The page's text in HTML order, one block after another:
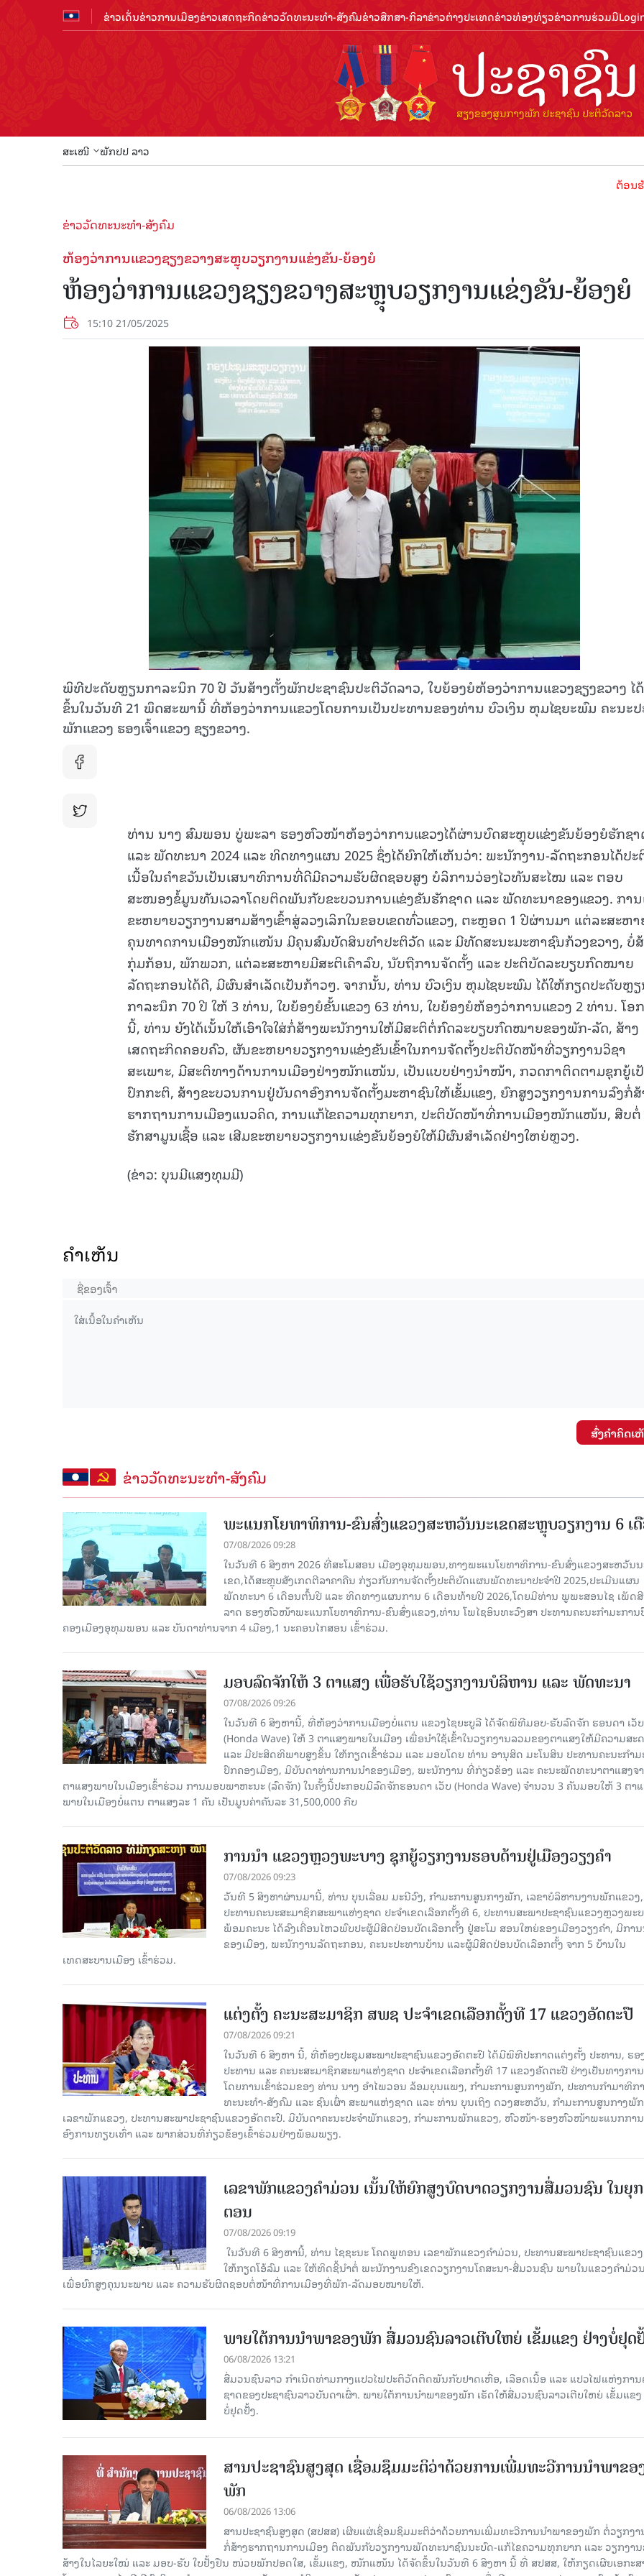
ຂ່າວເດັ່ນຂ່າວການເມືອງຂ່າວເສດຖະກິດຂ່າວວັດທະນະທຳ-ສັງຄົມຂ່າວສືກສາ-ກິລາຂ່າວຕ່າງປະເທດຂ່າວທ່ອງທ່ຽວຂ່າວການຮ່ວມມື
ສະເໜີ ພັກປປ ລາວ
ຕ້ອນຮັບປີ
ຂ່າວວັດທະນະທຳ-ສັງຄົມ
ຫ້ອງວ່າການແຂວງຊຽງຂວາງສະຫຼຸບວຽກງານແຂ່ງຂັນ-ຍ້ອງຍໍ
ຫ້ອງວ່າການແຂວງຊຽງຂວາງສະຫຼຸບວຽກງານແຂ່ງຂັນ-ຍ້ອງຍໍ
15:10 21/05/2025
ພິທີປະດັບຫຼຽນກາລະນຶກ 70 ປີ ວັນສ້າງຕັ້ງພັກປະຊາຊົນປະຕິວັດລາວ, ໃບຍ້ອງຍໍຫ້ອງວ່າການແຂວງຊຽງຂວາງ ໄ
ຂຶ້ນໃນວັນທີ 21 ພຶດສະພານີ້ ທີ່ຫ້ອງວ່າການແຂວງໂດຍການເປັນປະທານຂອງທ່ານ ບົວເງິນ ຫຸມໄຊຍະພົມ ຄະນະປ
ພັກແຂວງ ຮອງເຈົ້າແຂວງ ຊຽງຂວາງ.
ທ່ານ ນາງ ສົມພອນ ບູ່ພະລາ ຮອງຫົວໜ້າຫ້ອງວ່າການແຂວງໄດ້ຜ່ານບົດສະຫຼຸບແຂ່ງຂັນຍ້ອງຍໍຮັກຊາ
ແລະ ພັດທະນາ 2024 ແລະ ທິດທາງແຜນ 2025 ຊຶ່ງໄດ້ຍົກໃຫ້ເຫັນວ່າ: ພະນັກງານ-ລັດຖະກອນໄດ້ປ
ເນື້ອໃນຄຳຂວັນເປັນເສນາທິການທີ່ດີມີຄວາມຮັບຜິດຊອບສູງ ບໍລິການວ່ອງໄວທັນສະໄໝ ແລະ ຕອບ
ສະໜອງຂໍ້ມູນທັນເວລາໂດຍຕິດພັນກັບຂະບວນການແຂ່ງຂັນຮັກຊາດ ແລະ ພັດທະນາຂອງແຂວງ. ກາ
ຂະຫຍາຍວຽກງານສາມສ້າງເຂົ້າສູ່ລວງເລິກໃນຂອບເຂດທົ່ວແຂວງ, ຕະຫຼອດ 1 ປີຜ່ານມາ ແຕ່ລະສະຫ
ຄຸນທາດການເມືອງໜັກແໜ້ນ ມີຄຸນສົມບັດສິນທຳປະຕິວັດ ແລະ ມີທັດສະນະມະຫາຊົນກ້ວງຂວາງ, ບໍ່
ກຸ່ມກ້ອນ, ພັກພວກ, ແຕ່ລະສະຫາຍມີສະຕິເຄົາລົບ, ນັບຖືການຈັດຕັ້ງ ແລະ ປະຕິບັດລະບຽບກົດໝາຍ
ລັດຖະກອນໄດ້ດີ, ມີຜົນສຳເລັດເປັນກ້າວໆ. ຈາກນັ້ນ, ທ່ານ ບົວເງິນ ຫຸມໄຊຍະພົມ ໄດ້ໃຫ້ກຽດປະດັບຫຼ
ກາລະນຶກ 70 ປີ ໃຫ້ 3 ທ່ານ, ໃບຍ້ອງຍໍຂັ້ນແຂວງ 63 ທ່ານ, ໃບຍ້ອງຍໍຫ້ອງວ່າການແຂວງ 2 ທ່ານ. ໂອ
ນີ້, ທ່ານ ຍັງໄດ້ເນັ້ນໃຫ້ເອົາໃຈໃສ່ກໍ່ສ້າງພະນັກງານໃຫ້ມີສະຕິຕໍ່ກົດລະບຽບກົດໝາຍຂອງພັກ-ລັດ, ສ້າງ
ເສດຖະກິດຄອບຄົວ, ຜັນຂະຫຍາຍວຽກງານແຂ່ງຂັນເຂົ້າໃນການຈັດຕັ້ງປະຕິບັດໜ້າທີ່ວຽກງານວິຊາ
ສະເພາະ, ມີສະຕິທາງດ້ານການເມືອງຢ່າງໜັກແໜ້ນ, ເປັນແບບຢ່າງນຳໜ້າ, ກວດກາຕິດຕາມຊຸກຍູ້ເ
ປົກກະຕິ, ສ້າງຂະບວນການຢູ່ບັນດາອົງການຈັດຕັ້ງມະຫາຊົນໃຫ້ເຂັ້ມແຂງ, ຍົກສູງວຽກງານການລົງກໍ່ສ້
ຮາກຖານການເມືອງແນວຄິດ, ການແກ້ໄຂຄວາມທຸກຍາກ, ປະຕິບັດໜ້າທີ່ການເມືອງໜັກແໜ້ນ, ສືບຕໍ່
ຮັກສາມູນເຊື້ອ ແລະ ເສີມຂະຫຍາຍວຽກງານແຂ່ງຂັນຍ້ອງຍໍໃຫ້ມີຜົນສຳເລັດຢ່າງໃຫຍ່ຫຼວງ.
(ຂ່າວ: ບຸນມີແສງທຸມມີ)
ຄໍາເຫັນ
ສົ່ງຄໍາຄິດເ
ຂ່າວວັດທະນະທຳ-ສັງຄົມ
ພະແນກໂຍທາທິການ-ຂົນສົ່ງແຂວງສະຫວັນນະເຂດສະຫຼຸບວຽກງານ 6 ເ
07/08/2026 09:28
ໃນວັນທີ 6 ສິງຫາ 2026 ທີ່ສະໂມສອນ ເມືອງອຸທຸມພອນ,ທາງພະແນໂຍທາທິການ-ຂົນສົ່ງແຂວງສະຫວັນ
ເຂດ,ໄດ້ສະຫຼຸບສັງເກດຕີລາຄາຄືນ ກ່ຽວກັບການຈັດຕັ້ງປະຕິບັດແຜນພັດທະນາປະຈໍາປີ 2025,ປະເມີນແຜນ
ພັດທະນາ 6 ເດືອນຕົ້ນປີ ແລະ ທິດທາງແຜນການ 6 ເດືອນທ້າຍປີ 2026,ໂດຍມີທ່ານ ພູພະສອນໄຊ ເພັດ
ລາດ ຮອງຫົວໜ້າພະແນກໂຍທາທິການ-ຂົນສົ່ງແຂວງ,ທ່ານ ໂພໄຊອິນທະວົງສາ ປະທານຄະນະກໍາມະການ
ຄອງເມືອງອຸທຸມພອນ ແລະ ບັນດາທ່ານຈາກ 4 ເມືອງ,1 ນະຄອນໄກສອນ ເຂົ້າຮ່ວມ.
ມອບລົດຈັກໃຫ້ 3 ຕາແສງ ເພື່ອຮັບໃຊ້ວຽກງານບໍລິຫານ ແລະ ພັດທະນາ
07/08/2026 09:26
ໃນວັນທີ 6 ສິງຫານີ້, ທີ່ຫ້ອງວ່າການເມືອງບໍ່ແຕນ ແຂວງໄຊຍະບູລີ ໄດ້ຈັດພິທີມອບ-ຮັບລົດຈັກ ຮອນດາ ເວັບ
(Honda Wave) ໃຫ້ 3 ຕາແສງພາຍໃນເມືອງ ເພື່ອນໍາໃຊ້ເຂົ້າໃນວຽກງານລວມຂອງຕາແສງໃຫ້ມີຄວາມສະ
ແລະ ມີປະສິດທິພາບສູງຂຶ້ນ ໃຫ້ກຽດເຂົ້າຮ່ວມ ແລະ ມອບໂດຍ ທ່ານ ອານຸສິດ ມະໂນສິນ ປະທານຄະນະກຳມ
ປົກຄອງເມືອງ, ມີບັນດາທ່ານການນຳຂອງເມືອງ, ພະນັກງານ ທີ່ກ່ຽວຂ້ອງ ແລະ ຄະນະພັດທະນາຕາແສງຈ
ຕາແສງພາຍໃນເມືອງເຂົ້າຮ່ວມ ການມອບພາຫະນະ (ລົດຈັກ) ໃນຄັ້ງນີ້ປະກອບມີລົດຈັກຮອນດາ ເວັບ (Honda Wave) ຈໍານວນ 3 ຄັນມອບໃຫ້ 3 ຕາ
ພາຍໃນເມືອງບໍ່ແຕນ ຕາແສງລະ 1 ຄັນ ເປັນມູນຄ່າຄັນລະ 31,500,000 ກີບ
ການນຳ ແຂວງຫຼວງພະບາງ ຊຸກຍູ້ວຽກງານຮອບດ້ານຢູ່ເມືອງວຽງຄໍາ
07/08/2026 09:23
ວັນທີ 5 ສິງຫາຜ່ານມານີ້, ທ່ານ ບຸນເລື່ອມ ມະນີວົງ, ກຳມະການສູນກາງພັກ, ເລຂາບໍລິຫານງານພັກແຂວງ,
ປະທານຄະນະສະມາຊິກສະພາແຫ່ງຊາດ ປະຈຳເຂດເລືອກຕັ້ງທີ 6, ປະທານສະພາປະຊາຊົນແຂວງຫຼວງພະ
ພ້ອມຄະນະ ໄດ້ລົງເຄື່ອນໄຫວພົບປະຜູ້ມີສິດປ່ອນບັດເລືອກຕັ້ງ ຢູ່ສະໂມ ສອນໃຫຍ່ຂອງເມືອງວຽງຄໍາ, ມີກາ
ຂອງເມືອງ, ພະນັກງານລັດຖະກອນ, ຄະນະປະທານບ້ານ ແລະຜູ້ມີສິດປ່ອນບັດເລືອກຕັ້ງ ຈາກ 5 ບ້ານໃນ
ເທດສະບານເມືອງ ເຂົ້າຮ່ວມ.
ແຕ່ງຕັ້ງ ຄະນະສະມາຊິກ ສພຊ ປະຈຳເຂດເລືອກຕັ້ງທີ 17 ແຂວງອັດຕະປື
07/08/2026 09:21
ໃນວັນທີ 6 ສິງຫາ ນີ້, ທີ່ຫ້ອງປະຊຸມສະພາປະຊາຊົນແຂວງອັດຕະປື ໄດ້ມີພິທີປະກາດແຕ່ງຕັ້ງ ປະທານ, ຮອ
ປະທານ ແລະ ຄະນະສະມາຊິກສະພາແຫ່ງຊາດ ປະຈຳເຂດເລືອກຕັ້ງທີ 17 ແຂວງອັດຕະປື ຢ່າງເປັນທາງກາ
ໂດຍການເຂົ້າຮ່ວມຂອງ ທ່ານ ນາງ ອໍາໄພວອນ ລ້ອມບຸນແພງ, ກໍາມະການສູນກາງພັກ, ປະທານກໍາມາທິກ
ທະນະທໍາ-ສັງຄົມ ແລະ ຊົນເຜົ່າ ສະພາແຫ່ງຊາດ ແລະ ທ່ານ ບຸນເຖິງ ດວງສະຫວັນ, ກຳມະການສູນກາງພັ
ເລຂາພັກແຂວງ, ປະທານສະພາປະຊາຊົນແຂວງອັດຕະປື. ມີບັນດາຄະນະປະຈຳພັກແຂວງ, ກຳມະການພັກແຂວງ, ຫົວໜ້າ-ຮອງຫົວໜ້າພະແນກກາ
ອົງການທຽບເທົ່າ ແລະ ພາກສ່ວນທີ່ກ່ຽວຂ້ອງເຂົ້າຮ່ວມຢ່າງພ້ອມພຽງ.
ເລຂາພັກແຂວງຄໍາມ່ວນ ເນັ້ນໃຫ້ຍົກສູງບົດບາດວຽກງານສື່ມວນຊົນ ໃນຍຸ
ຕອນ
07/08/2026 09:19
ໃນວັນທີ 6 ສິງຫານີ້, ທ່ານ ໄຊຊະນະ ໂຄດພູທອນ ເລຂາພັກແຂວງຄໍາມ່ວນ, ປະທານສະພາປະຊາຊົນແຂວ
ໃຫ້ກຽດໂອ້ລົມ ແລະ ໃຫ້ທິດຊີ້ນຳຕໍ່ ພະນັກງານຂົງເຂດວຽກງານໂຄສະນາ-ສື່ມວນຊົນ ພາຍໃນແຂວງຄໍາມ່ວນ
ເພື່ອຍົກສູງຄຸນນະພາບ ແລະ ຄວາມຮັບຜິດຊອບຕໍ່ໜ້າທີ່ການເມືອງທີ່ພັກ-ລັດມອບໝາຍໃຫ້.
ພາຍໃຕ້ການນໍາພາຂອງພັກ ສື່ມວນຊົນລາວເຕີບໃຫຍ່ ເຂັ້ມແຂງ ຢ່າງບໍ່ຢຸດ
06/08/2026 13:21
ສື່ມວນຊົນລາວ ກຳເນີດທ່າມກາງແປວໄຟປະຕິວັດຕິດພັນກັບຢາດເຫື່ອ, ເລືອດເນື້ອ ແລະ ແປວໄຟແຫ່ງກາ
ຊາດຂອງປະຊາຊົນລາວບັນດາເຜົ່າ. ພາຍໃຕ້ການນໍາພາຂອງພັກ ເຮັດໃຫ້ສື່ມວນຊົນລາວເຕີບໃຫຍ່ ເຂັ້ມແຂງ
ບໍ່ຢຸດຢັ້ງ.
ສານປະຊາຊົນສູງສຸດ ເຊື່ອມຊຶມມະຕິວ່າດ້ວຍການເພີ່ມທະວີການນຳພາຂອ
ພັກ
06/08/2026 13:06
ສານປະຊາຊົນສູງສຸດ (ສປສສ) ເຜີຍແຜ່ເຊື່ອມຊຶມມະຕິວ່າດ້ວຍການເພີ່ມທະວີການນຳພາຂອງພັກ ຕໍ່ວຽກງາ
ກໍ່ສ້າງຮາກຖານການເມືອງ ຕິດພັນກັບວຽກງານພັດທະນາຊົນນະບົດ-ແກ້ໄຂຄວາມທຸກຍາກ ແລະ ວຽກງາ
ສ້າງໃນໄລຍະໃໝ່ ແລະ ມອບ-ຮັບ ໃບຢັ້ງຢືນ ໜ່ວຍພັກປອດໃສ, ເຂັ້ມແຂງ, ໜັກແໜ້ນ ໄດ້ຈັດຂຶ້ນໃນວັນທີ 6 ສິງຫາ ນີ້ ທີ່ ສປສສ, ໃຫ້ກຽດເຜີຍເອກະສ
15.039(06-08-